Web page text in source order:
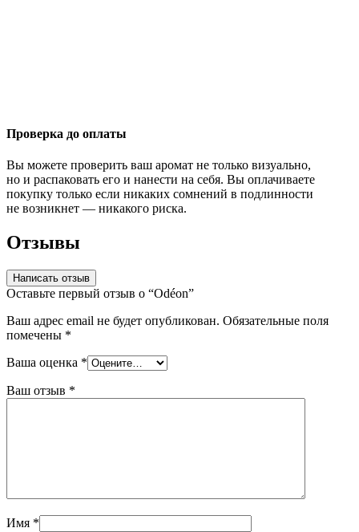
Проверка до оплаты
Вы можете проверить ваш аромат не только визуально,
но и распаковать его и нанести на себя. Вы оплачиваете
покупку только если никаких сомнений в подлинности
не возникнет — никакого риска.
Отзывы
Написать отзыв
Оставьте первый отзыв о “Odéon”
Ваш адрес email не будет опубликован. Обязательные поля
помечены *
Ваша оценка *
Ваш отзыв *
Имя *